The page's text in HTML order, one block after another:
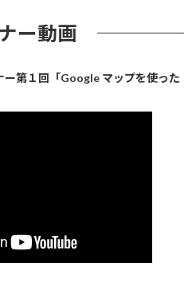
ー動画
第１回「Google マップを使った